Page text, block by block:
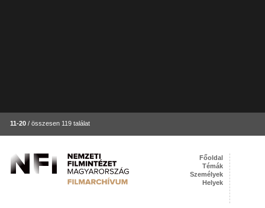
11-20 / összesen 119 találat
Főoldal
Témák
Személyek
Helyek